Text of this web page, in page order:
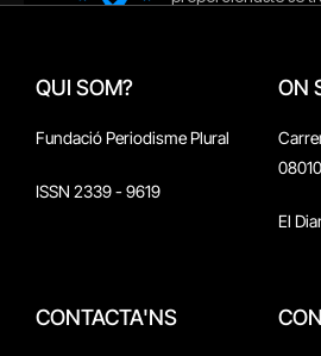
QUI SOM?
Fundació Periodisme Plural
ISSN 2339 - 9619
ON
El
CONTACTA'NS